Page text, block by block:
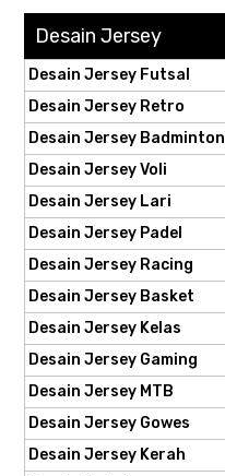
Desain Jersey
Desain Jersey Futsal
Desain Jersey Retro
Desain Jersey Badminton
Desain Jersey Voli
Desain Jersey Lari
Desain Jersey Padel
Desain Jersey Racing
Desain Jersey Basket
Desain Jersey Kelas
Desain Jersey Gaming
Desain Jersey MTB
Desain Jersey Gowes
Desain Jersey Kerah